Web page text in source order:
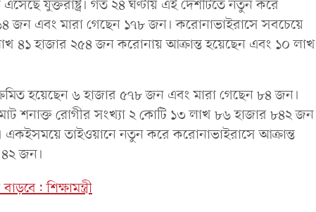
এসেছে যুক্তরাষ্ট্র। গত ২৪ ঘণ্টায় এই দেশটিতে নতুন করে
জন এবং মারা গেছেন ১৭৮ জন। করোনাভাইরাসে সবচেয়ে
৪১ হাজার ২৫৪ জন করোনায় আক্রান্ত হয়েছেন এবং ১০ লাখ
হয়েছেন ৬ হাজার ৫৭৮ জন এবং মারা গেছেন ৮৪ জন।
শনাক্ত রোগীর সংখ্যা ২ কোটি ১৩ লাখ ৮৬ হাজার ৮৪২ জন
তাইওয়ানে নতুন করে করোনাভাইরাসে আক্রান্ত
জন।
শিক্ষামন্ত্রী